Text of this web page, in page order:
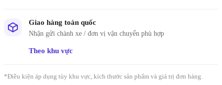
Giao hàng toàn quốc
Nhận gửi chành xe / đơn vị vận chuyển phù hợp
Theo khu vực
*Điều kiện áp dụng tùy khu vực, kích thước sản phẩm và giá trị đơn hàng.